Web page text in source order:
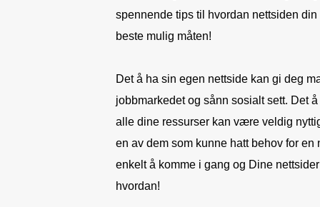
spennende tips til hvordan nettsiden
beste mulig måten!
Det å ha sin egen nettside kan gi deg
jobbmarkedet og sånn sosialt sett. Det
alle dine ressurser kan være veldig
en av dem som kunne hatt behov for en
enkelt å komme i gang og Dine
hvordan!